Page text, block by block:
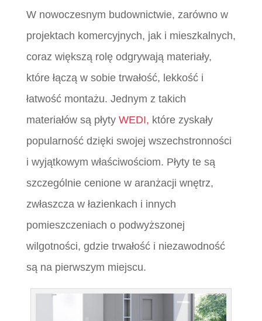
W nowoczesnym budownictwie, zarówno w
projektach komercyjnych, jak i mieszkalnych,
coraz większą rolę odgrywają materiały,
które łączą w sobie trwałość, lekkość i
łatwość montażu. Jednym z takich
materiałów są płyty WEDI, które zyskały
popularność dzięki swojej wszechstronności
i wyjątkowym właściwościom. Płyty te są
szczególnie cenione w aranżacji wnętrz,
zwłaszcza w łazienkach i innych
pomieszczeniach o podwyższonej
wilgotności, gdzie trwałość i niezawodność
są na pierwszym miejscu.